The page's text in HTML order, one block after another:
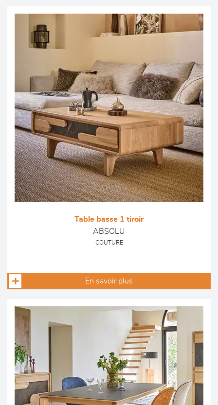
Table basse 1 tiroir
ABSOLU
COUTURE
En savoir plus